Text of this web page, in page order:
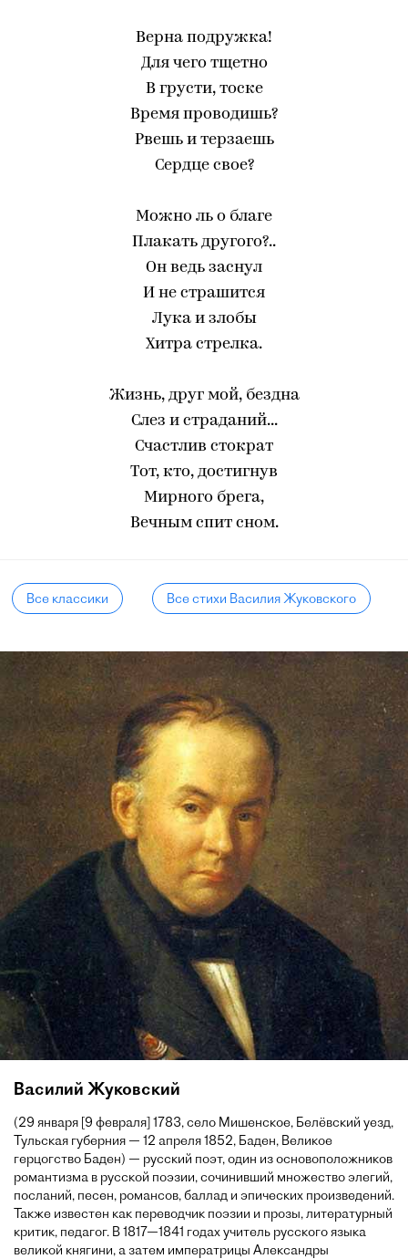
Верна подружка!
Для чего тщетно
В грусти, тоске
Время проводишь?
Рвешь и терзаешь
Сердце свое?
Можно ль о благе
Плакать другого?..
Он ведь заснул
И не страшится
Лука и злобы
Хитра стрелка.
Жизнь, друг мой, бездна
Слез и страданий...
Счастлив стократ
Тот, кто, достигнув
Мирного брега,
Вечным спит сном.
Все классики Все стихи Василия Жуковского
Василий Жуковский
(29 января [9 февраля] 1783, село Мишенское, Белёвский уезд,
Тульская губерния — 12 апреля 1852, Баден, Великое
герцогство Баден) — русский поэт, один из основоположников
романтизма в русской поэзии, сочинивший множество элегий,
посланий, песен, романсов, баллад и эпических произведений.
Также известен как переводчик поэзии и прозы, литературный
критик, педагог. В 1817—1841 годах учитель русского языка
великой княгини, а затем императрицы Александры